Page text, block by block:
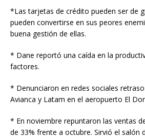
*Las tarjetas de crédito pueden ser de
pueden convertirse en sus peores
buena gestión de ellas.
* Dane reportó una caída en la
factores.
* Denunciaron en redes sociales
Avianca y Latam en el aeropuerto El
* En noviembre repuntaron las ventas
de 33% frente a octubre. Sirvió el salón